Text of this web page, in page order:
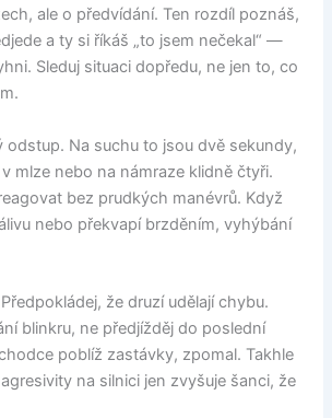
ale o předvídání. Ten rozdíl poznáš,
a ty si říkáš „to jsem nečekal“ —
Sleduj situaci dopředu, ne jen to, co
odstup. Na suchu to jsou dvě sekundy,
mlze nebo na námraze klidně čtyři.
bez prudkých manévrů. Když
nebo překvapí brzděním, vyhýbání
že druzí udělají chybu.
blinkru, ne předjížděj do poslední
poblíž zastávky, zpomal. Takhle
na silnici jen zvyšuje šanci, že